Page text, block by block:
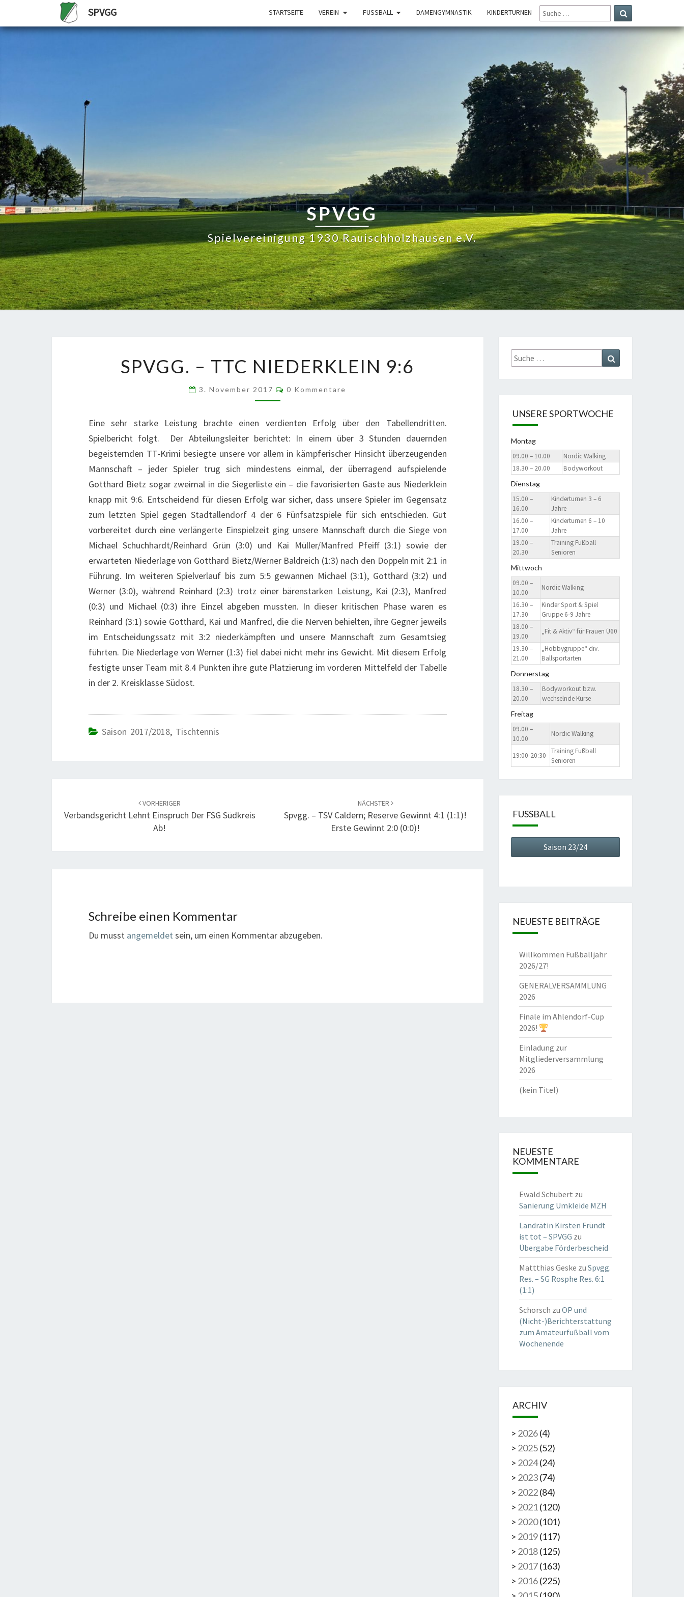
SPVGG STARTSEITE VEREIN FUSSBALL DAMENGYMNASTIK KINDERTURNEN
SUCHE
NACH:
Suchen
SPVGG
Spielvereinigung 1930 Rauischholzhausen e.V.
NIEDERKLEIN
9:6
SPVGG. – TTC NIEDERKLEIN 9:6
3. November 2017 Kommentare
0 Kommentare
Eine sehr starke Leistung brachte einen verdienten Erfolg über den Tabellendritten.
Spielbericht folgt. Der Abteilungsleiter berichtet: In einem über 3 Stunden dauernden
begeisternden TT-Krimi besiegte unsere vor allem in kämpferischer Hinsicht überzeugenden
Mannschaft – jeder Spieler trug sich mindestens einmal, der überragend aufspielende
Gotthard Bietz sogar zweimal in die Siegerliste ein – die favorisierten Gäste aus Niederklein
knapp mit 9:6. Entscheidend für diesen Erfolg war sicher, dass unsere Spieler im Gegensatz
zum letzten Spiel gegen Stadtallendorf 4 der 6 Fünfsatzspiele für sich entschieden. Gut
vorbereitet durch eine verlängerte Einspielzeit ging unsere Mannschaft durch die Siege von
Michael Schuchhardt/Reinhard Grün (3:0) und Kai Müller/Manfred Pfeiff (3:1) sowie der
erwarteten Niederlage von Gotthard Bietz/Werner Baldreich (1:3) nach den Doppeln mit 2:1 in
Führung. Im weiteren Spielverlauf bis zum 5:5 gewannen Michael (3:1), Gotthard (3:2) und
Werner (3:0), während Reinhard (2:3) trotz einer bärenstarken Leistung, Kai (2:3), Manfred
(0:3) und Michael (0:3) ihre Einzel abgeben mussten. In dieser kritischen Phase waren es
Reinhard (3:1) sowie Gotthard, Kai und Manfred, die die Nerven behielten, ihre Gegner jeweils
im Entscheidungssatz mit 3:2 niederkämpften und unsere Mannschaft zum Gesamtsieg
führten. Die Niederlage von Werner (1:3) fiel dabei nicht mehr ins Gewicht. Mit diesem Erfolg
festigte unser Team mit 8.4 Punkten ihre gute Platzierung im vorderen Mittelfeld der Tabelle
in der 2. Kreisklasse Südost.
Saison 2017/2018, Tischtennis
VORHERIGER
Verbandsgericht Lehnt Einspruch Der FSG Südkreis
Ab!
NÄCHSTER
Spvgg. – TSV Caldern; Reserve Gewinnt 4:1 (1:1)!
Erste Gewinnt 2:0 (0:0)!
Schreibe einen Kommentar
Du musst angemeldet sein, um einen Kommentar abzugeben.
Suche
nach:
UNSERE SPORTWOCHE
Montag
09.00 – 10.00
Nordic Walking
18.30 – 20.00
Bodyworkout
Dienstag
15.00 –
16.00
Kinderturnen 3 – 6
Jahre
16.00 –
17.00
Kinderturnen 6 – 10
Jahre
19.00 –
20.30
Training Fußball
Senioren
Mittwoch
09.00 –
10.00
Nordic Walking
16.30 –
17.30
Kinder Sport & Spiel
Gruppe 6-9 Jahre
18.00 –
19.00
„Fit & Aktiv“ für Frauen Ü60
19.30 –
21.00
„Hobbygruppe“ div.
Ballsportarten
Donnerstag
18.30 –
20.00
Bodyworkout bzw.
wechselnde Kurse
Freitag
09.00 –
10.00
Nordic Walking
19:00-20:30
Training Fußball
Senioren
FUSSBALL
Saison 23/24
NEUESTE BEITRÄGE
Willkommen Fußballjahr
2026/27!
GENERALVERSAMMLUNG
2026
Finale im Ahlendorf-Cup
2026!
Einladung zur
Mitgliederversammlung
2026
(kein Titel)
NEUESTE
KOMMENTARE
Ewald Schubert zu
Sanierung Umkleide MZH
Landrätin Kirsten Fründt
ist tot – SPVGG zu
Übergabe Förderbescheid
Mattthias Geske zu Spvgg.
Res. – SG Rosphe Res. 6:1
(1:1)
Schorsch zu OP und
(Nicht-)Berichterstattung
zum Amateurfußball vom
Wochenende
ARCHIV
> 2026 (4)
> 2025 (52)
> 2024 (24)
> 2023 (74)
> 2022 (84)
> 2021 (120)
> 2020 (101)
> 2019 (117)
> 2018 (125)
> 2017 (163)
> 2016 (225)